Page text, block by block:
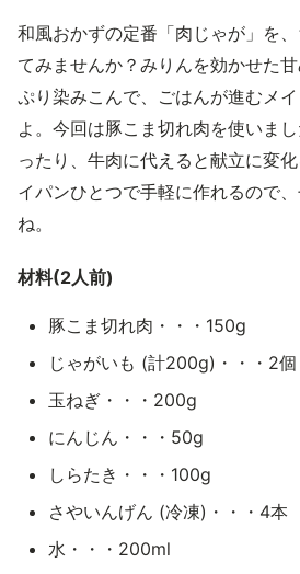
和風おかずの定番「肉じゃが」を
てみませんか？みりんを効かせた
ぷり染みこんで、ごはんが進むメ
よ。今回は豚こま切れ肉を使いま
ったり、牛肉に代えると献立に変
イパンひとつで手軽に作れるので
ね。
材料(2人前)
豚こま切れ肉・・・150g
じゃがいも (計200g)・・・2個
玉ねぎ・・・200g
にんじん・・・50g
しらたき・・・100g
さやいんげん (冷凍)・・・4本
水・・・200ml